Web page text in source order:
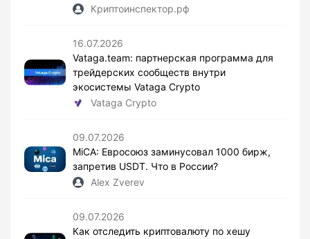
Криптоинспектор.рф
16.07.2026
Vataga.team: партнерская программа для
трейдерских сообществ внутри
экосистемы Vataga Crypto
Vataga Crypto
09.07.2026
MiCA: Евросоюз заминусовал 1000 бирж,
запретив USDT. Что в России?
Alex Zverev
09.07.2026
Как отследить криптовалюту по хешу